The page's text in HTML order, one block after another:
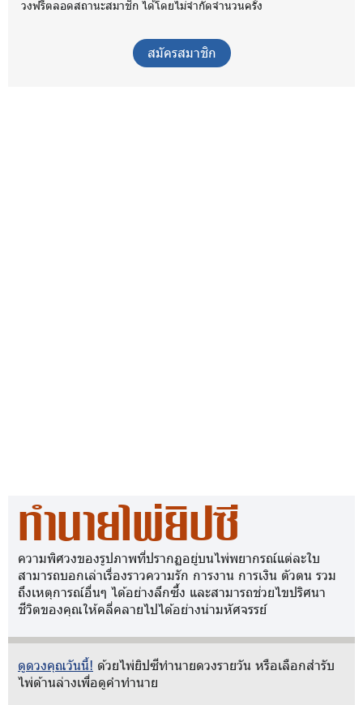
วงฟรีตลอดสถานะสมาชิก ได้โดยไม่จำกัดจำนวนครั้ง
สมัครสมาชิก
ทำนายไพ่ยิปซี
ความพิศวงของรูปภาพที่ปรากฏอยู่บนไพ่พยากรณ์แต่ละใบ
สามารถบอกเล่าเรื่องราวความรัก การงาน การเงิน ตัวตน รวม
ถึงเหตุการณ์อื่นๆ ได้อย่างลึกซึ้ง และสามารถช่วยไขปริศนา
ชีวิตของคุณให้คลี่คลายไปได้อย่างน่ามหัศจรรย์
ดูดวงคุณวันนี้! ด้วยไพ่ยิปซีทำนายดวงรายวัน หรือเลือกสำรับ
ไพ่ด้านล่างเพื่อดูคำทำนาย